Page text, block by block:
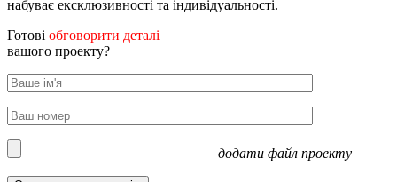
набуває ексклюзивності та індивідуальності.
Готові обговорити деталі
вашого проекту?
додати файл проекту